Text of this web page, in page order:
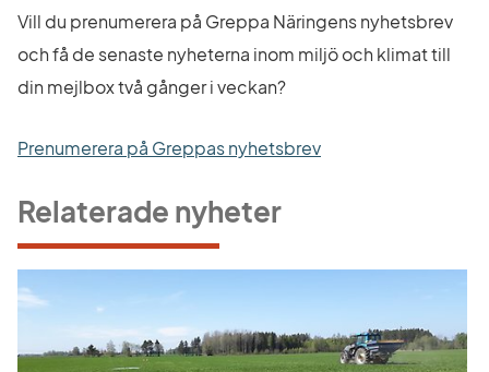
Vill du prenumerera på Greppa Näringens nyhetsbrev
och få de senaste nyheterna inom miljö och klimat till
din mejlbox två gånger i veckan?
Prenumerera på Greppas nyhetsbrev
Relaterade nyheter